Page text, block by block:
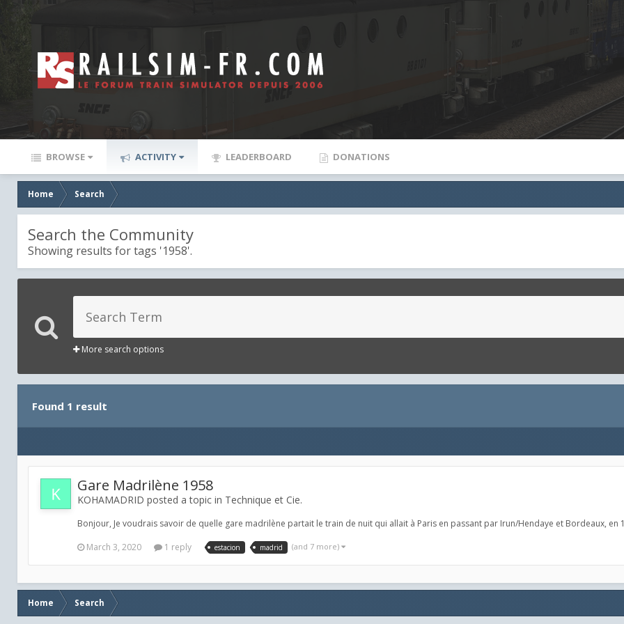
BROWSE ACTIVITY LEADERBOARD DONATIONS
Home Search
Search the Community
Showing results for tags '1958'.
More search options
Found 1 result
Gare Madrilène 1958
KOHAMADRID posted a topic in Technique et Cie.
Bonjour, Je voudrais savoir de quelle gare madrilène partait le train de nuit qui allait à Paris en passant par Irun/Hendaye et Bordeaux, en
March 3, 2020
1 reply estacion madrid (and 7 more)
Home Search